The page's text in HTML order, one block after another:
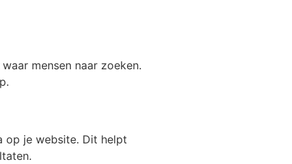
mensen naar zoeken.
op je website. Dit helpt